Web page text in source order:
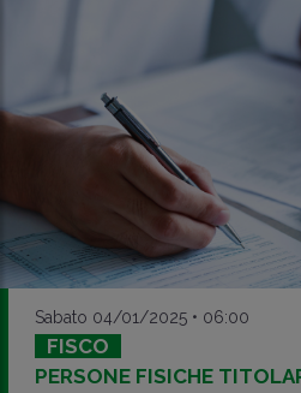
Sabato 04/01/2025 • 06:00
FISCO
PERSONE FISICHE